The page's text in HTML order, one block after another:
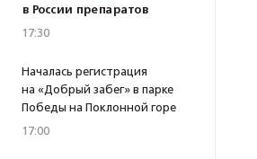
в России препаратов
17:30
Началась регистрация
на «Добрый забег» в парке
Победы на Поклонной горе
17:00